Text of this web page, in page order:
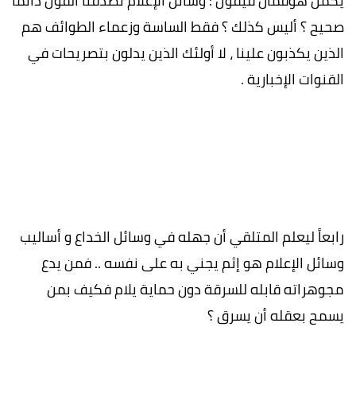
صحيح ؟ أليس كذلك ؟ فقط الساسة وزعماء الطوائف هم
الذين يكذبون علينا ، لا أولئك الذين يدلون بتصريحات في
القنوات الإخبارية .
رابعاً ليعلم المتلقي أن جهله في وسائل الخداع و أساليب
وسائل الإعلام هو إثم يجني به على نفسه .. فمن يدع
مجوهراته قابله للسرقة دون حماية يلام فكيف بمن
يسمح بعقله أن يسرق ؟